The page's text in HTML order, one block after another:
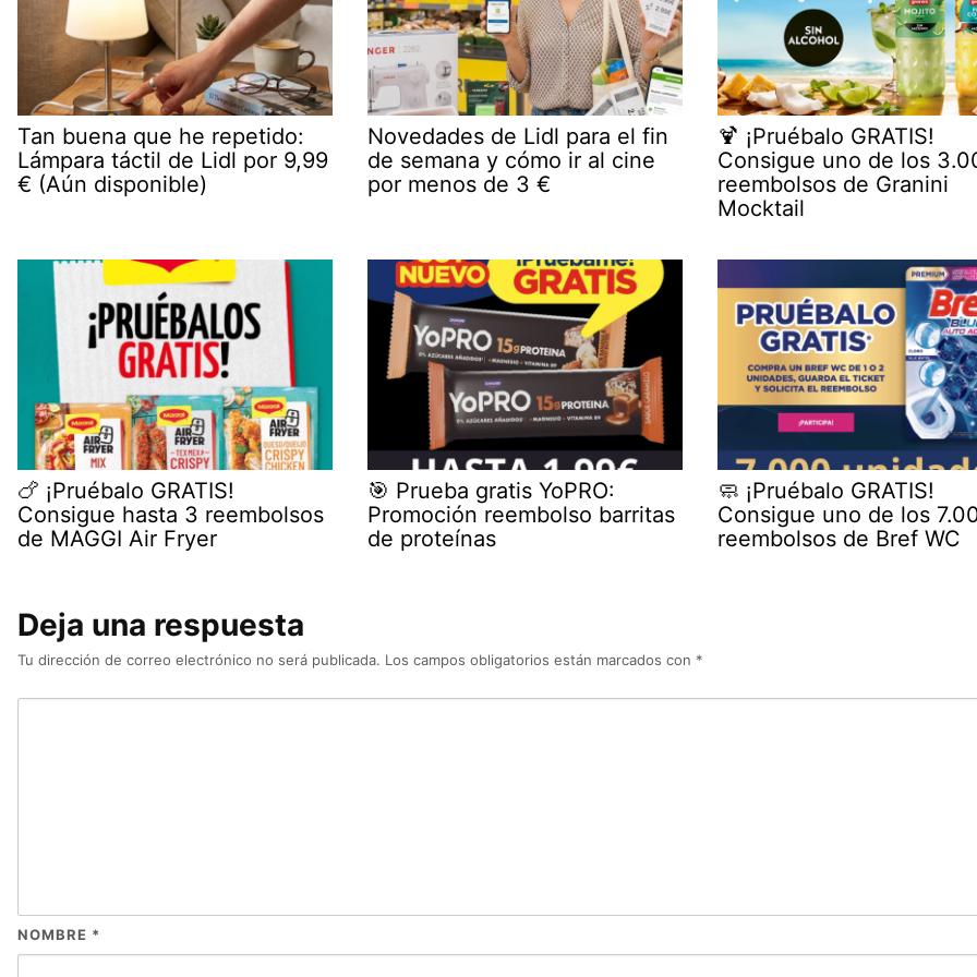
Tan buena que he repetido:
Lámpara táctil de Lidl por 9,99
€ (Aún disponible)
Novedades de Lidl para el fin
de semana y cómo ir al cine
por menos de 3 €
🍹 ¡Pruébalo GRATIS!
Consigue uno de los
reembolsos de Granini
Mocktail
🍗 ¡Pruébalo GRATIS!
Consigue hasta 3 reembolsos
de MAGGI Air Fryer
🎯 Prueba gratis YoPRO:
Promoción reembolso barritas
de proteínas
🧼 ¡Pruébalo GRATIS!
Consigue uno de los
reembolsos de Bref WC
Deja una respuesta
Tu dirección de correo electrónico no será publicada. Los campos obligatorios están marcados con *
NOMBRE *